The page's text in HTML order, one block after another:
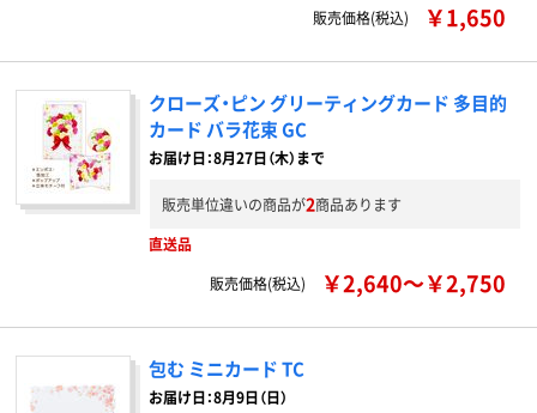
販売価格(税込)
￥1,650
クローズ・ピン グリーティングカード 多目的
カード バラ花束 GC
お届け日：8月27日（木）まで
販売単位違いの商品が2商品あります
直送品
販売価格(税込)
￥2,640～￥2,750
包む ミニカード TC
お届け日：8月9日（日）